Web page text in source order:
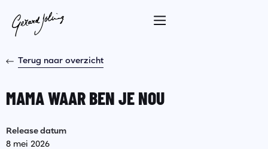
Terug naar overzicht
MAMA WAAR BEN JE NOU
Release datum
8 mei 2026